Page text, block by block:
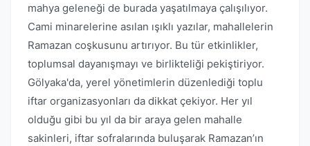
mahya geleneği de burada yaşatılmaya çalışılıyor.
Cami minarelerine asılan ışıklı yazılar, mahallelerin
Ramazan coşkusunu artırıyor. Bu tür etkinlikler,
toplumsal dayanışmayı ve birlikteliği pekiştiriyor.
Gölyaka'da, yerel yönetimlerin düzenlediği toplu
iftar organizasyonları da dikkat çekiyor. Her yıl
olduğu gibi bu yıl da bir araya gelen mahalle
sakinleri, iftar sofralarında buluşarak Ramazan’ın